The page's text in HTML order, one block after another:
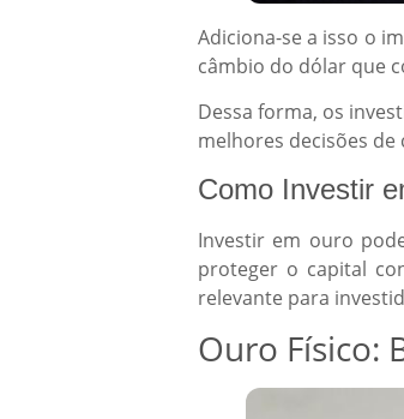
Adiciona-se a isso o
câmbio do dólar que
Dessa forma, os
melhores decisões de
Como Investir
Investir em ouro
proteger o capital
relevante para
Ouro Físico: